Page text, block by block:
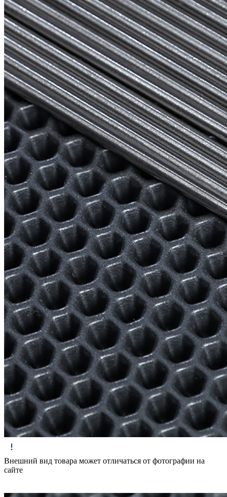
Внешний вид товара может отличаться от фотографии на
сайте